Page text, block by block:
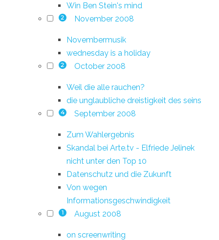
Win Ben Stein's mind
2 November 2008
Novembermusik
wednesday is a holiday
2 October 2008
Weil die alle rauchen?
die unglaubliche dreistigkeit des seins
4 September 2008
Zum Wahlergebnis
Skandal bei Arte.tv - Elfriede Jelinek
nicht unter den Top 10
Datenschutz und die Zukunft
Von wegen
Informationsgeschwindigkeit
1 August 2008
on screenwriting